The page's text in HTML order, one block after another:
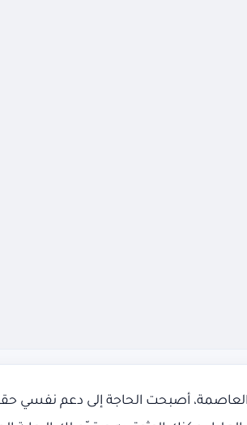
أصبحت الحاجة إلى دعم نفسي